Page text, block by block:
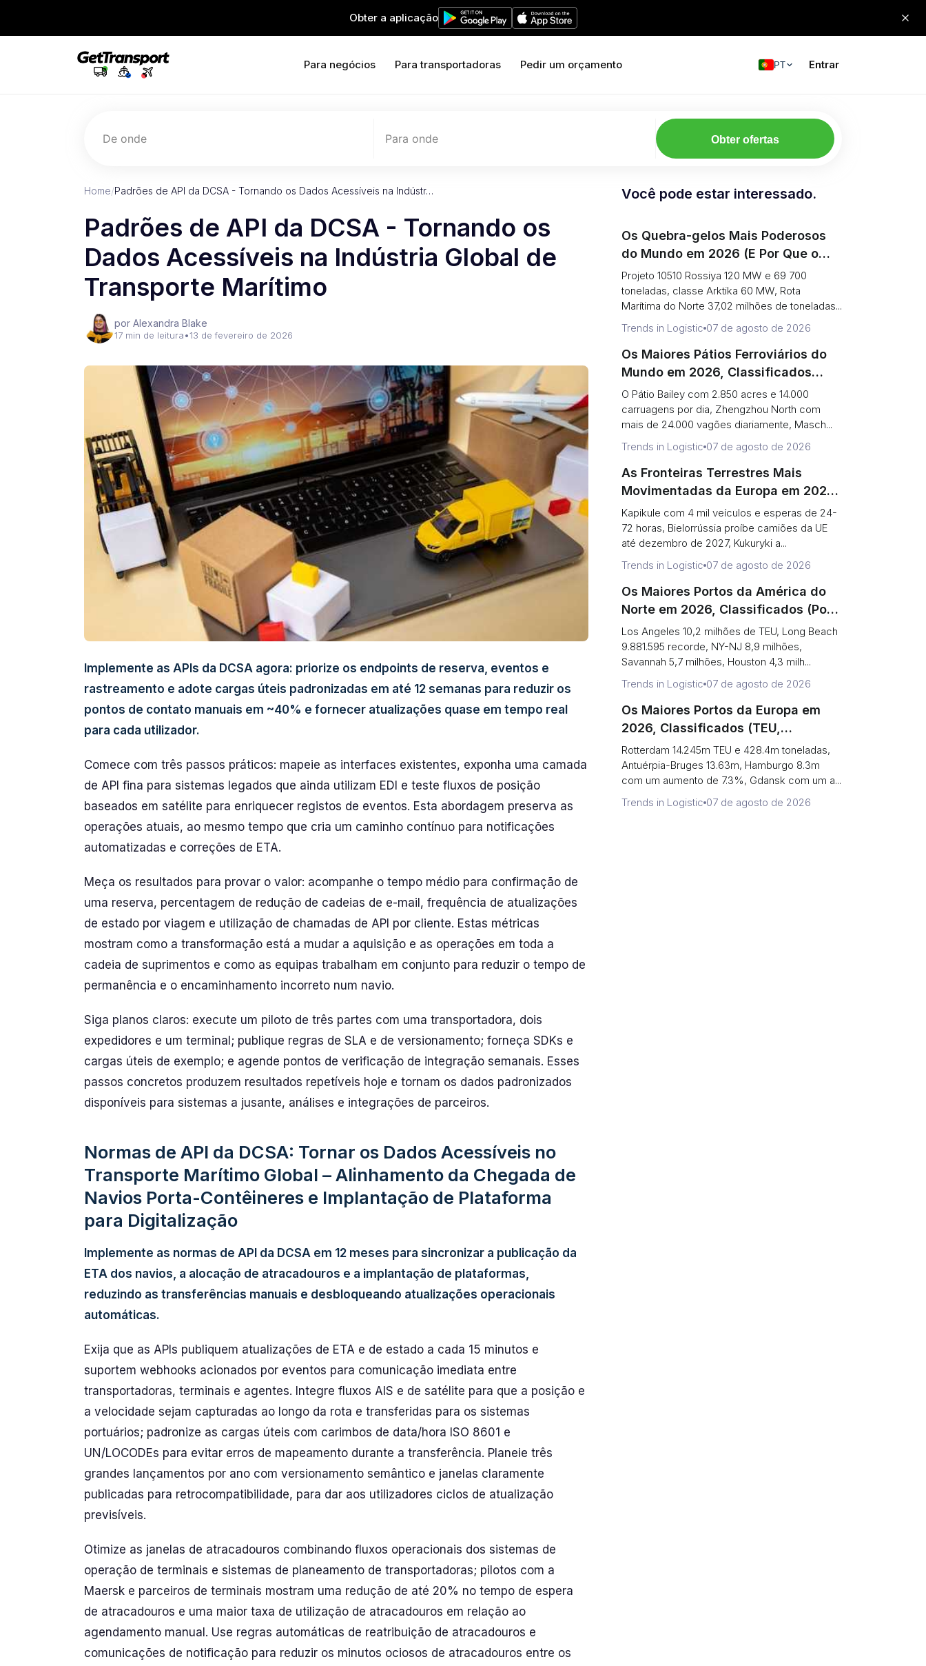
Obter a aplicação
Para negócios Para transportadoras Pedir um orçamento PT Entrar
De onde Para onde Obter ofertas
Home/Padrões de API da DCSA - Tornando os Dados Acessíveis na Indústr…
Padrões de API da DCSA - Tornando os
Dados Acessíveis na Indústria Global de
Transporte Marítimo
por Alexandra Blake
17 min de leitura•13 de fevereiro de 2026
Implemente as APIs da DCSA agora: priorize os endpoints de reserva, eventos e
rastreamento e adote cargas úteis padronizadas em até 12 semanas para reduzir os
pontos de contato manuais em ~40% e fornecer atualizações quase em tempo real
para cada utilizador.
Comece com três passos práticos: mapeie as interfaces existentes, exponha uma camada
de API fina para sistemas legados que ainda utilizam EDI e teste fluxos de posição
baseados em satélite para enriquecer registos de eventos. Esta abordagem preserva as
operações atuais, ao mesmo tempo que cria um caminho contínuo para notificações
automatizadas e correções de ETA.
Meça os resultados para provar o valor: acompanhe o tempo médio para confirmação de
uma reserva, percentagem de redução de cadeias de e-mail, frequência de atualizações
de estado por viagem e utilização de chamadas de API por cliente. Estas métricas
mostram como a transformação está a mudar a aquisição e as operações em toda a
cadeia de suprimentos e como as equipas trabalham em conjunto para reduzir o tempo de
permanência e o encaminhamento incorreto num navio.
Siga planos claros: execute um piloto de três partes com uma transportadora, dois
expedidores e um terminal; publique regras de SLA e de versionamento; forneça SDKs e
cargas úteis de exemplo; e agende pontos de verificação de integração semanais. Esses
passos concretos produzem resultados repetíveis hoje e tornam os dados padronizados
disponíveis para sistemas a jusante, análises e integrações de parceiros.
Normas de API da DCSA: Tornar os Dados Acessíveis no
Transporte Marítimo Global – Alinhamento da Chegada de
Navios Porta-Contêineres e Implantação de Plataforma
para Digitalização
Implemente as normas de API da DCSA em 12 meses para sincronizar a publicação da
ETA dos navios, a alocação de atracadouros e a implantação de plataformas,
reduzindo as transferências manuais e desbloqueando atualizações operacionais
automáticas.
Exija que as APIs publiquem atualizações de ETA e de estado a cada 15 minutos e
suportem webhooks acionados por eventos para comunicação imediata entre
transportadoras, terminais e agentes. Integre fluxos AIS e de satélite para que a posição e
a velocidade sejam capturadas ao longo da rota e transferidas para os sistemas
portuários; padronize as cargas úteis com carimbos de data/hora ISO 8601 e
UN/LOCODEs para evitar erros de mapeamento durante a transferência. Planeie três
grandes lançamentos por ano com versionamento semântico e janelas claramente
publicadas para retrocompatibilidade, para dar aos utilizadores ciclos de atualização
previsíveis.
Otimize as janelas de atracadouros combinando fluxos operacionais dos sistemas de
operação de terminais e sistemas de planeamento de transportadoras; pilotos com a
Maersk e parceiros de terminais mostram uma redução de até 20% no tempo de espera
de atracadouros e uma maior taxa de utilização de atracadouros em relação ao
agendamento manual. Use regras automáticas de reatribuição de atracadouros e
comunicações de notificação para reduzir os minutos ociosos de atracadouros entre os
Você pode estar interessado.
Os Quebra-gelos Mais Poderosos
do Mundo em 2026 (E Por Que o
Tráfego de Carga no Ártico
Continua a Cair)
Projeto 10510 Rossiya 120 MW e 69 700
toneladas, classe Arktika 60 MW, Rota
Marítima do Norte 37,02 milhões de toneladas...
Trends in Logistic 07 de agosto de 2026
Os Maiores Pátios Ferroviários do
Mundo em 2026, Classificados
(Acres vs. Vagões por Dia)
O Pátio Bailey com 2.850 acres e 14.000
carruagens por dia, Zhengzhou North com
mais de 24.000 vagões diariamente, Masch...
Trends in Logistic 07 de agosto de 2026
As Fronteiras Terrestres Mais
Movimentadas da Europa em 2026
(E Por Que a Orla Oriental Reduziu a
Uma Porta)
Kapikule com 4 mil veículos e esperas de 24-
72 horas, Bielorrússia proíbe camiões da UE
até dezembro de 2027, Kukuryki a...
Trends in Logistic 07 de agosto de 2026
Os Maiores Portos da América do
Norte em 2026, Classificados (Por
que os Dois Principais são
Realmente Um Porto)
Los Angeles 10,2 milhões de TEU, Long Beach
9.881.595 recorde, NY-NJ 8,9 milhões,
Savannah 5,7 milhões, Houston 4,3 milh...
Trends in Logistic 07 de agosto de 2026
Os Maiores Portos da Europa em
2026, Classificados (TEU,
Tonelagem e O Que Cada Número
Esconde)
Rotterdam 14.245m TEU e 428.4m toneladas,
Antuérpia-Bruges 13.63m, Hamburgo 8.3m
com um aumento de 7.3%, Gdansk com um a...
Trends in Logistic 07 de agosto de 2026